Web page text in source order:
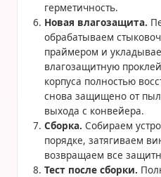
герметичность.
Новая влагозащита.
обрабатываем
праймером и
влагозащитную
корпуса полностью
снова защищено от
выхода с конвейера.
Сборка. Собираем
порядке, затягиваем
возвращаем все
Тест после сборки.